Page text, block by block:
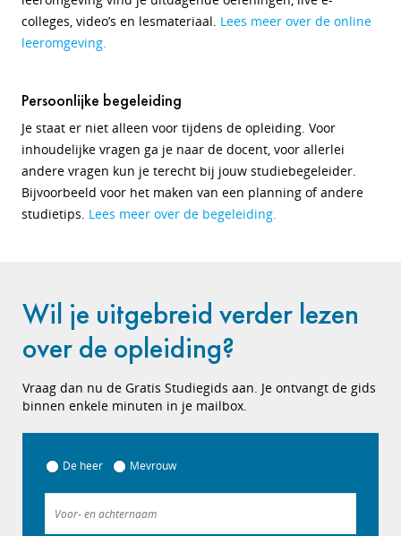
colleges, video’s en lesmateriaal. Lees meer over de online
leeromgeving.
Persoonlijke begeleiding
Je staat er niet alleen voor tijdens de opleiding. Voor
inhoudelijke vragen ga je naar de docent, voor allerlei
andere vragen kun je terecht bij jouw studiebegeleider.
Bijvoorbeeld voor het maken van een planning of andere
studietips. Lees meer over de begeleiding.
Wil je uitgebreid verder lezen
over de opleiding?
Vraag dan nu de Gratis Studiegids aan. Je ontvangt de gids
binnen enkele minuten in je mailbox.
De heer Mevrouw